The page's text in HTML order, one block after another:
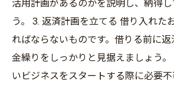
活用計画があるのかを説明し、納得
う。 3. 返済計画を立てる 借り入れた
ればならないものです。借りる前に
金繰りをしっかりと見据えましょう
いビジネスをスタートする際に必要